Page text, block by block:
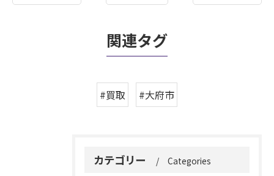
関連タグ
#買取 #大府市
カテゴリー Categories